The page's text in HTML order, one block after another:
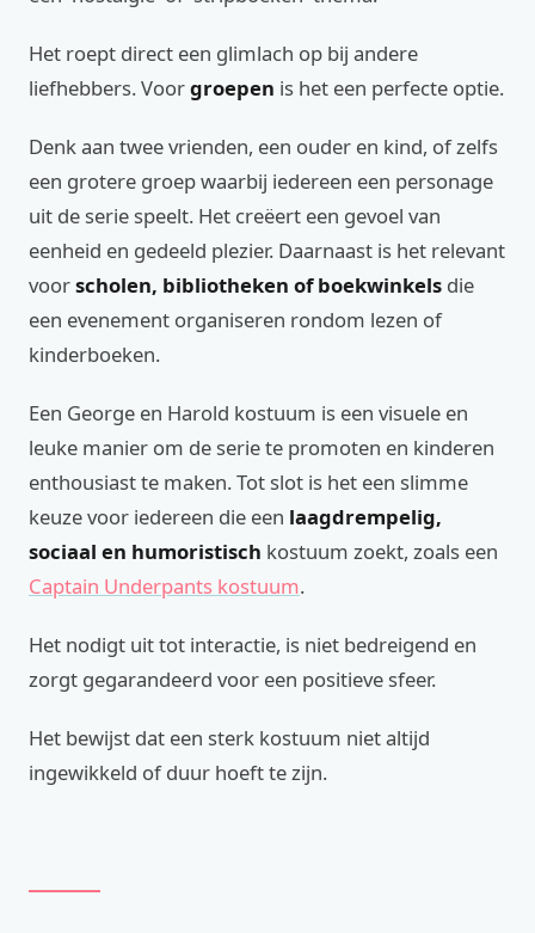
Het roept direct een glimlach op bij andere
liefhebbers. Voorgroepen is het een perfecte optie.
Denk aan twee vrienden, een ouder en kind, of zelfs
een grotere groep waarbij iedereen een personage
uit de serie speelt. Het creëert een gevoel van
eenheid en gedeeld plezier. Daarnaast is het relevant
voorscholen, bibliotheken of boekwinkels die
een evenement organiseren rondom lezen of
kinderboeken.
Een George en Harold kostuum is een visuele en
leuke manier om de serie te promoten en kinderen
enthousiast te maken. Tot slot is het een slimme
keuze voor iedereen die een laagdrempelig,
sociaal en humoristisch kostuum zoekt, zoals een
Captain Underpants kostuum.
Het nodigt uit tot interactie, is niet bedreigend en
zorgt gegarandeerd voor een positieve sfeer.
Het bewijst dat een sterk kostuum niet altijd
ingewikkeld of duur hoeft te zijn.